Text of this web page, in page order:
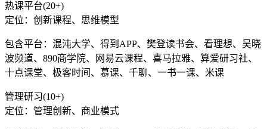
热课平台(20+)
定位：创新课程、思维模型
包含平台：混沌大学、得到APP、樊登读书会、看理想、吴晓
波频道、890商学院、网易云课程、喜马拉雅、算爱研习社、
十点课堂、极客时间、慕课、千聊、一书一课、米课
管理研习(10+)
定位：管理创新、商业模式